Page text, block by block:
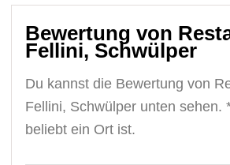
Bewertung von
Fellini, Schwülper
Du kannst die Bewertung von
Fellini, Schwülper unten sehen.
beliebt ein Ort ist.